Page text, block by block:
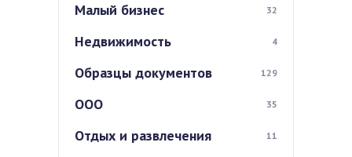
Малый бизнес 32
Недвижимость 4
Образцы документов 129
ООО 35
Отдых и развлечения 11